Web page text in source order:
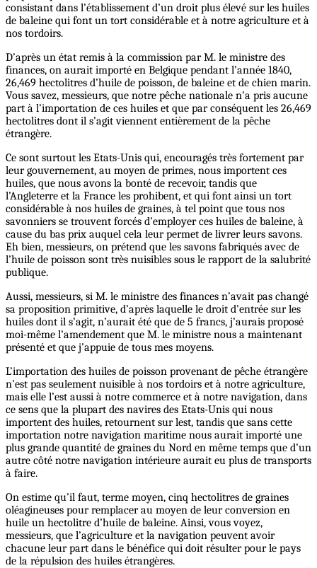
consistant dans l’établissement d’un droit plus élevé sur les huiles
de baleine qui font un tort considérable et à notre agriculture et à
nos tordoirs.
D’après un état remis à la commission par M. le ministre des
finances, on aurait importé en Belgique pendant l’année 1840,
26,469 hectolitres d’huile de poisson, de baleine et de chien marin.
Vous savez, messieurs, que notre pêche nationale n’a pris aucune
part à l’importation de ces huiles et que par conséquent les 26,469
hectolitres dont il s’agit viennent entièrement de la pêche
étrangère.
Ce sont surtout les Etats-Unis qui, encouragés très fortement par
leur gouvernement, au moyen de primes, nous importent ces
huiles, que nous avons la bonté de recevoir, tandis que
l’Angleterre et la France les prohibent, et qui font ainsi un tort
considérable à nos huiles de graines, à tel point que tous nos
savonniers se trouvent forcés d’employer ces huiles de baleine, à
cause du bas prix auquel cela leur permet de livrer leurs savons.
Eh bien, messieurs, on prétend que les savons fabriqués avec de
l’huile de poisson sont très nuisibles sous le rapport de la salubrité
publique.
Aussi, messieurs, si M. le ministre des finances n’avait pas changé
sa proposition primitive, d’après laquelle le droit d’entrée sur les
huiles dont il s’agit, n’aurait été que de 5 francs, j’aurais proposé
moi-même l’amendement que M. le ministre nous a maintenant
présenté et que j’appuie de tous mes moyens.
L’importation des huiles de poisson provenant de pêche étrangère
n’est pas seulement nuisible à nos tordoirs et à notre agriculture,
mais elle l’est aussi à notre commerce et à notre navigation, dans
ce sens que la plupart des navires des Etats-Unis qui nous
importent des huiles, retournent sur lest, tandis que sans cette
importation notre navigation maritime nous aurait importé une
plus grande quantité de graines du Nord en même temps que d’un
autre côté notre navigation intérieure aurait eu plus de transports
à faire.
On estime qu’il faut, terme moyen, cinq hectolitres de graines
oléagineuses pour remplacer au moyen de leur conversion en
huile un hectolitre d’huile de baleine. Ainsi, vous voyez,
messieurs, que l’agriculture et la navigation peuvent avoir
chacune leur part dans le bénéfice qui doit résulter pour le pays
de la répulsion des huiles étrangères.